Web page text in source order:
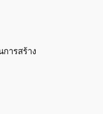
ารสร้าง